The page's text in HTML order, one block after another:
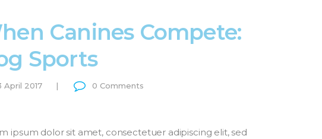
Canines Compete:
Sports
April 2017 0 Comments
ipsum dolor sit amet, consectetuer adipiscing elit, sed